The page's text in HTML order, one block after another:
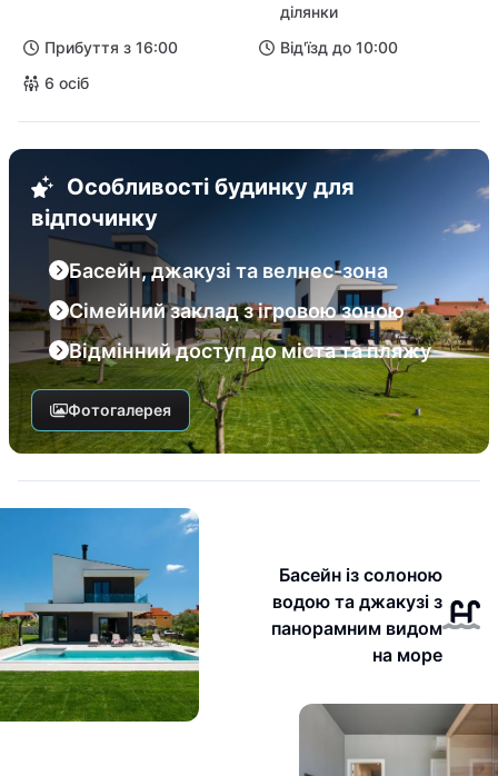
ділянки
Прибуття з 16:00
Від'їзд до 10:00
6 осіб
Особливості будинку для
відпочинку
Басейн, джакузі та велнес-зона
Сімейний заклад з ігровою зоною
Відмінний доступ до міста та пляжу
Фотогалерея
Басейн із солоною
водою та джакузі з
панорамним видом
на море